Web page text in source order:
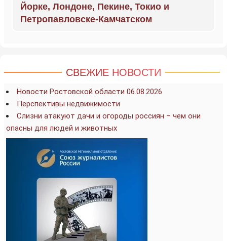
Йорке, Лондоне, Пекине, Токио и
Петропавловске-Камчатском
СВЕЖИЕ НОВОСТИ
Новости Ростовской области 06.08.2026
Перспективы недвижимости
Слизни атакуют дачи и огороды россиян – чем они
опасны для людей и животных